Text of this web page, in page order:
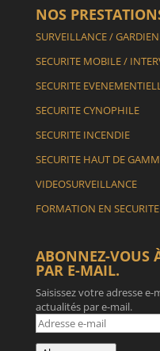
NOS
SURVEILLANCE /
SECURITE MOBILE /
SECURITE
SECURITE CYNOPHILE
SECURITE INCENDIE
SECURITE HAUT DE
VIDEOSURVEILLANCE
FORMATION EN SECURITE
ABONNEZ-VOUS
PAR E-MAIL.
Saisissez votre adresse
actualités par e-mail.
Adresse
e-